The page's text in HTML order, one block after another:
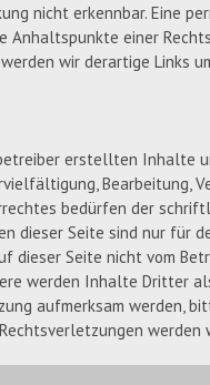
nicht erkennbar. Eine
Anhaltspunkte einer
wir derartige Links
erstellten Inhalte
Bearbeitung,
bedürfen der
dieser Seite sind nur für
dieser Seite nicht vom
werden Inhalte Dritter
aufmerksam werden,